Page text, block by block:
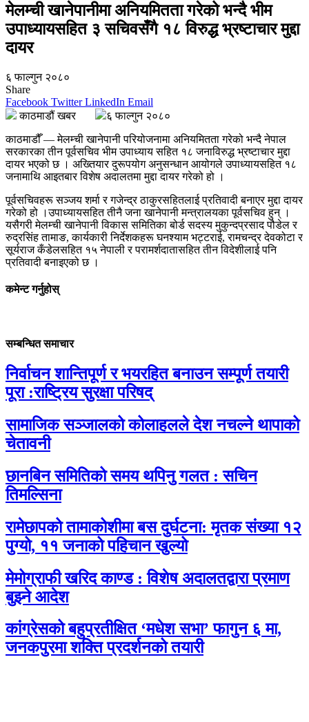
मेलम्ची खानेपानीमा अनियमितता गरेको भन्दै भीम
उपाध्यायसहित ३ सचिवसँगै १८ विरुद्ध भ्रष्टाचार मुद्दा
दायर
६ फाल्गुन २०८०
Share
Facebook Twitter LinkedIn Email
काठमाडौं खबर
६ फाल्गुन २०८०
काठमाडौँ — मेलम्ची खानेपानी परियोजनामा अनियमितता गरेको भन्दै नेपाल
सरकारका तीन पूर्वसचिव भीम उपाध्याय सहित १८ जनाविरुद्ध भ्रष्टाचार मुद्दा
दायर भएको छ । अख्तियार दुरूपयोग अनुसन्धान आयोगले उपाध्यायसहित १८
जनामाथि आइतबार विशेष अदालतमा मुद्दा दायर गरेको हो ।
पूर्वसचिवहरू सञ्जय शर्मा र गजेन्द्र ठाकुरसहितलाई प्रतिवादी बनाएर मुद्दा दायर
गरेको हो ।उपाध्यायसहित तीनै जना खानेपानी मन्त्रालयका पूर्वसचिव हुन् ।
यसैगरी मेलम्ची खानेपानी विकास समितिका बोर्ड सदस्य मुकुन्दप्रसाद पौडेल र
रुद्रसिंह तामाङ, कार्यकारी निर्देशकहरू घनश्याम भट्टराई, रामचन्द्र देवकोटा र
सूर्यराज कँडेलसहित १५ नेपाली र परामर्शदातासहित तीन विदेशीलाई पनि
प्रतिवादी बनाइएको छ ।
कमेन्ट गर्नुहोस्
सम्बन्धित समाचार
निर्वाचन शान्तिपूर्ण र भयरहित बनाउन सम्पूर्ण तयारी
पूरा :राष्ट्रिय सुरक्षा परिषद्
सामाजिक सञ्जालको कोलाहलले देश नचल्ने थापाको
चेतावनी
छानबिन समितिको समय थपिनु गलत : सचिन
तिमल्सिना
रामेछापको तामाकोशीमा बस दुर्घटना: मृतक संख्या १२
पुग्यो, ११ जनाको पहिचान खुल्यो
मेमोग्राफी खरिद काण्ड : विशेष अदालतद्वारा प्रमाण
बुझ्ने आदेश
कांग्रेसको बहुप्रतीक्षित ‘मधेश सभा’ फागुन ६ मा,
जनकपुरमा शक्ति प्रदर्शनको तयारी